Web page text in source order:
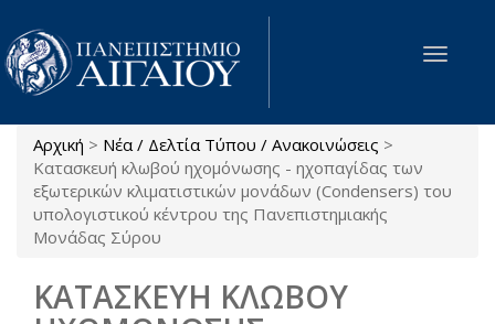
Παράκαμψη προς το κυρίως περιεχόμενο
Toggle
Είστε εδώ
Αρχική > Νέα / Δελτία Τύπου / Ανακοινώσεις >
Κατασκευή κλωβού ηχομόνωσης - ηχοπαγίδας των
εξωτερικών κλιματιστικών μονάδων (Condensers) του
υπολογιστικού κέντρου της Πανεπιστημιακής
Μονάδας Σύρου
ΚΑΤΑΣΚΕΥΗ ΚΛΩΒΟΥ